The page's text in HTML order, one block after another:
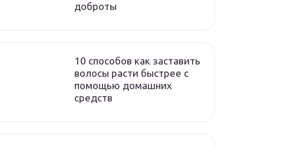
доброты
10 способов как заставить
волосы расти быстрее с
помощью домашних
средств